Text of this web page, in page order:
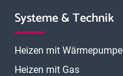
Systeme & Technik
Heizen mit Wärmepumpe
Heizen mit Gas